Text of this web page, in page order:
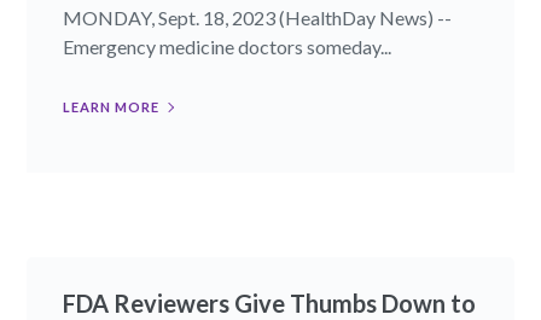
MONDAY, Sept. 18, 2023 (HealthDay News) --
Emergency medicine doctors someday...
LEARN MORE
FDA Reviewers Give Thumbs Down to